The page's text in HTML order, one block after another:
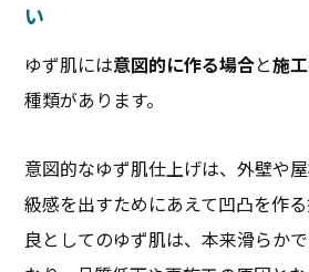
い
ゆず肌には意図的に作る場合と施
種類があります。
意図的なゆず肌仕上げは、外壁や
級感を出すためにあえて凹凸を作
良としてのゆず肌は、本来滑らか